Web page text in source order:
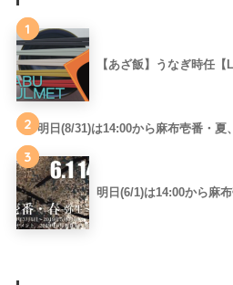
1
【あざ飯】うなぎ時任【L
2 明日(8/31)は14:00から麻布壱番・夏
3
明日(6/1)は14:00から麻